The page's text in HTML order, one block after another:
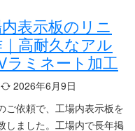
表示板のリニ
高耐久なアル
ラミネート加工
2026年6月9日
ご依頼で、工場内表示板を
しました。工場内で長年掲